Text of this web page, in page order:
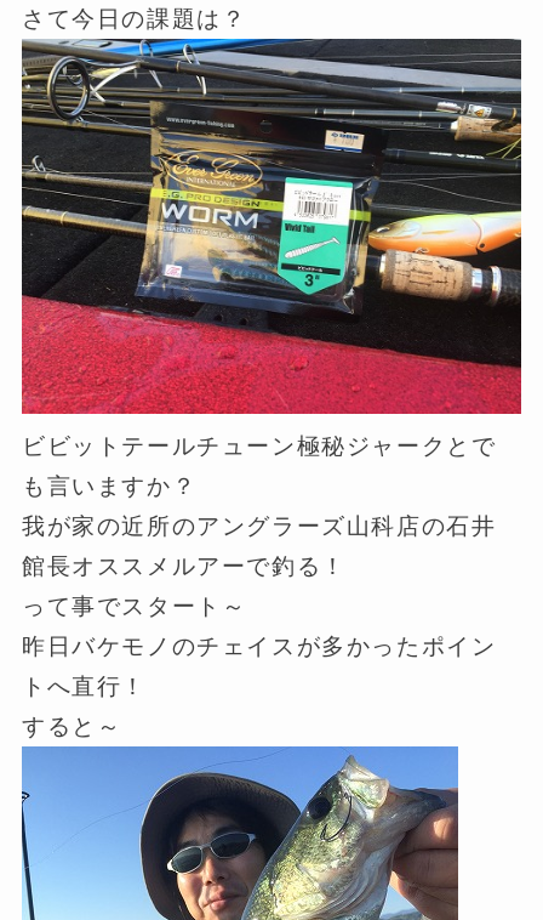
さて今日の課題は？
ビビットテールチューン極秘ジャークとで
も言いますか？
我が家の近所のアングラーズ山科店の石井
館長オススメルアーで釣る！
って事でスタート～
昨日バケモノのチェイスが多かったポイン
トへ直行！
すると～